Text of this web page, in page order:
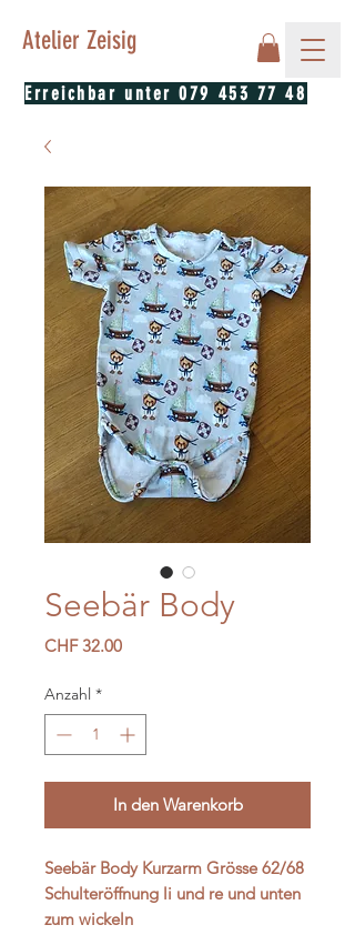
Erreichbar unter079 453 77 48
Atelier Zeisig
Seebär Body
CHF 32.00Preis
Anzahl *
In den Warenkorb
Seebär Body Kurzarm Grösse 62/68
Schulteröffnung li und re und unten
zum wickeln